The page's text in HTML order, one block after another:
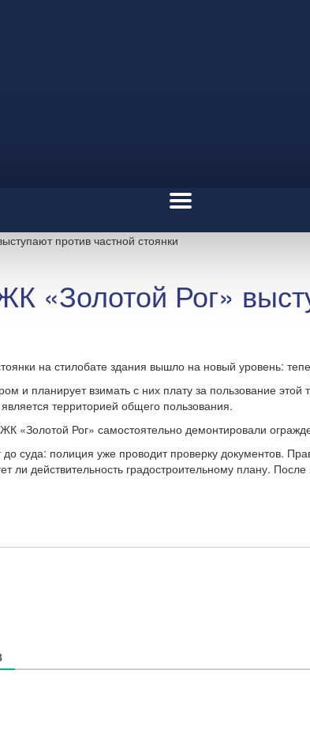
против частной стоянки
«Золотой Рог»
на стилобате здания вышло на новый уровень:
и планирует взимать с них плату за пользование этой
территорией общего пользования.
«Золотой Рог» самостоятельно демонтировали
суда: полиция уже проводит проверку документов.
ли действительность градостроительному плану.